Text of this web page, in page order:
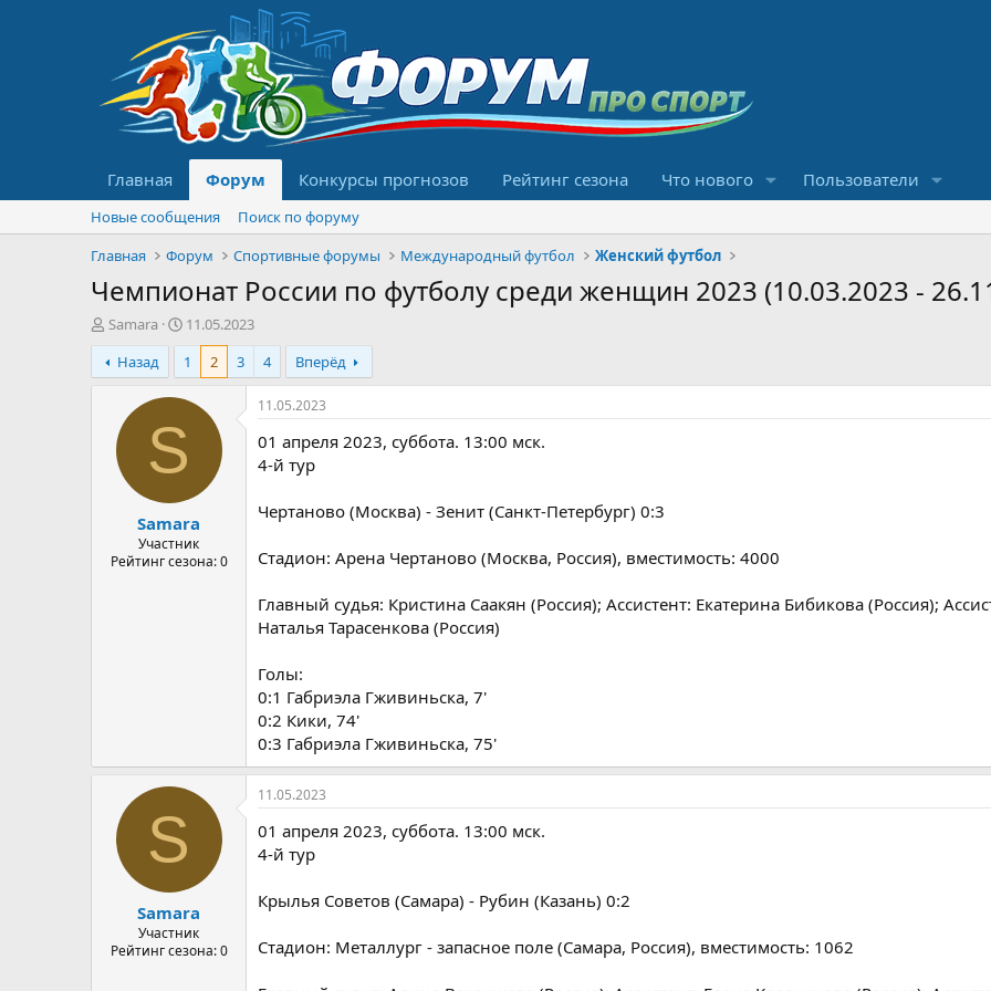
Главная Форум Конкурсы прогнозов Рейтинг сезона Что нового Пользователи
Новые сообщения
Поиск по форуму
Главная
Форум Спортивные форумы Международный футбол Женский футбол
Чемпионат России по футболу среди женщин 2023 (10.03.2023 -
А
в
т
о
м
Samara
Д
а
т
а
н
ч
а
а
11.05.2023
Назад
1 2 3 4 Вперёд
S
Samara
Участник
Рейтинг сезона: 0
11.05.2023
01 апреля 2023, суббота. 13:00 мск.
4-й тур
Чертаново (Москва) - Зенит (Санкт-Петербург) 0:3
Стадион: Арена Чертаново (Москва, Россия), вместимость: 4000
Главный судья: Кристина Саакян (Россия); Ассистент: Екатерина Бибикова (Россия);
Наталья Тарасенкова (Россия)
Голы:
0:1 Габриэла Гживиньска, 7'
0:2 Кики, 74'
0:3 Габриэла Гживиньска, 75'
S
Samara
Участник
Рейтинг сезона: 0
11.05.2023
01 апреля 2023, суббота. 13:00 мск.
4-й тур
Крылья Советов (Самара) - Рубин (Казань) 0:2
Стадион: Металлург - запасное поле (Самара, Россия), вместимость: 1062